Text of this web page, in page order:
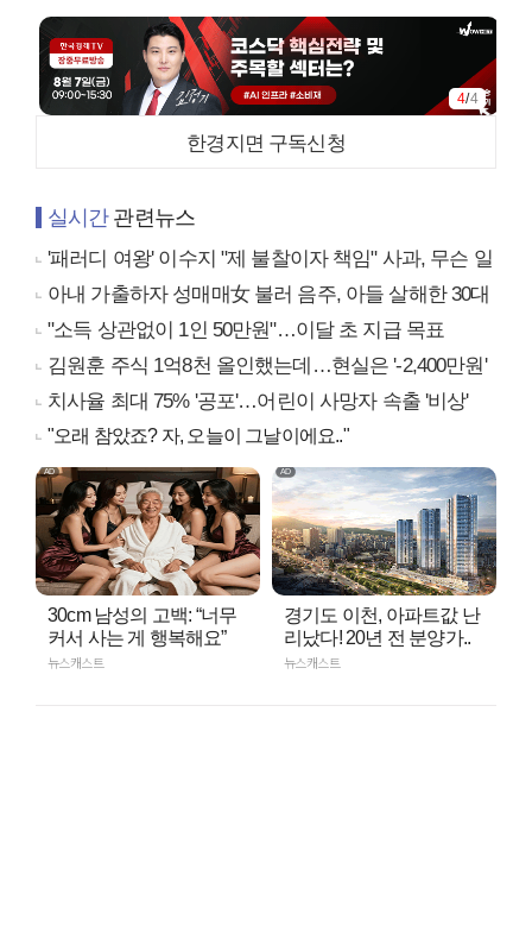
4/4
한경지면 구독신청
실시간관련뉴스
'패러디 여왕' 이수지 "제 불찰이자 책임" 사과, 무슨 일
아내 가출하자 성매매女 불러 음주, 아들 살해한 30대
"소득 상관없이 1인 50만원"…이달 초 지급 목표
김원훈 주식 1억8천 올인했는데…현실은 '-2,400만원'
치사율 최대 75% '공포'…어린이 사망자 속출 '비상'
"오래 참았죠? 자, 오늘이 그날이에요.."
30cm 남성의 고백: “너무
커서 사는 게 행복해요”
뉴스캐스트
경기도 이천, 아파트값 난
리났다! 20년 전 분양가..
뉴스캐스트